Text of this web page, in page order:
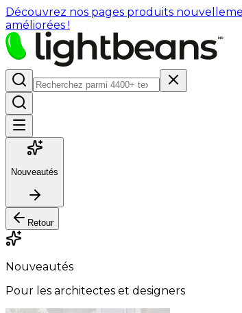
Découvrez nos pages produits
améliorées !
Nouveautés
Retour
Nouveautés
Pour les architectes et designers